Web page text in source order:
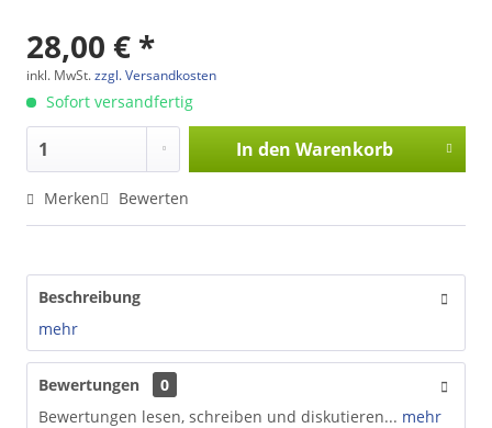
28,00 € *
inkl. MwSt.zzgl. Versandkosten
Sofort versandfertig
In den Warenkorb
Merken Bewerten
Beschreibung
mehr
Bewertungen
0
Bewertungen lesen, schreiben und diskutieren... mehr